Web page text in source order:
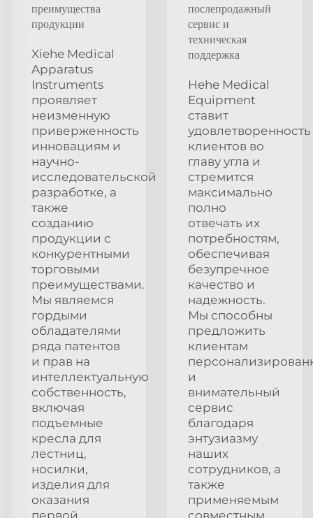
преимущества
продукции
Xiehe Medical
Apparatus
Instruments
проявляет
неизменную
приверженность
инновациям и
научно-
исследовательской
разработке, а
также
созданию
продукции с
конкурентными
торговыми
преимуществами.
Мы являемся
гордыми
обладателями
ряда патентов
и прав на
интеллектуальную
собственность,
включая
подъемные
кресла для
лестниц,
носилки,
изделия для
оказания
первой
послепродажный
сервис и
техническая
поддержка
Hehe Medical
Equipment
ставит
удовлетворенность
клиентов во
главу угла и
стремится
максимально
полно
отвечать их
потребностям,
обеспечивая
безупречное
качество и
надежность.
Мы способны
предложить
клиентам
и
внимательный
сервис
благодаря
энтузиазму
наших
сотрудников, а
также
применяемым
совместным